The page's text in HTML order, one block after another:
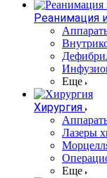
Реанимация
Еще
Хирургия
Лазеры
Еще